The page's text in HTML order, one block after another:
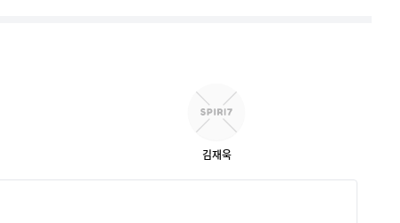
김재욱